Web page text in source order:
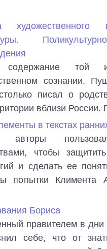
художественного
содержание
сознании.
писал о
вблизи России.
в текстах
авторы
чтобы
и сделать ее
попытки Климента
Бориса
правителем в
себе, что от